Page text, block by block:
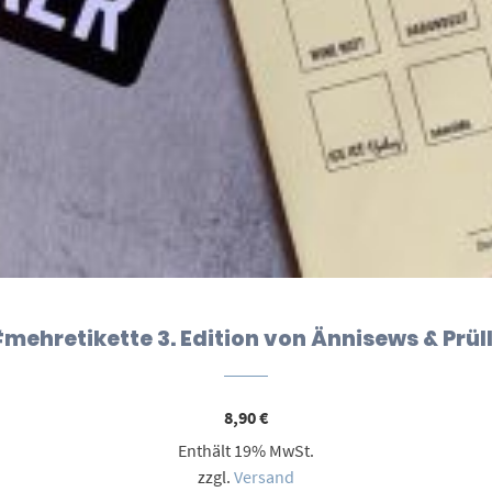
3. Edition von Ännisews &
8,90€
Enthält 19% MwSt.
zzgl. Versand